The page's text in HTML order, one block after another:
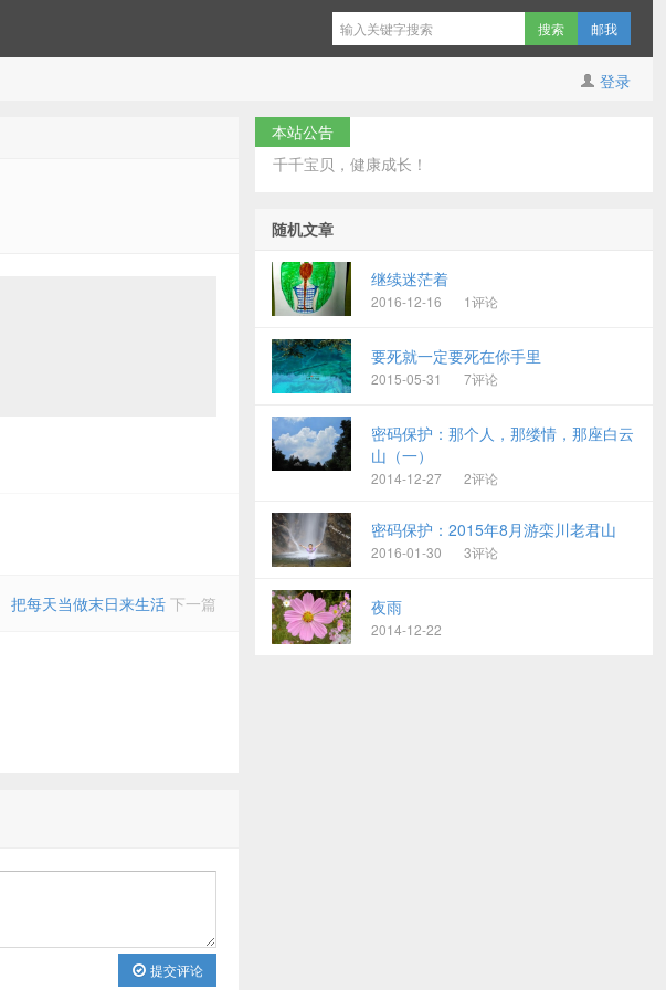
邮我
登录
把每天当做末日来生活 下一篇
提交评论
本站公告
千千宝贝，健康成长！
随机文章
继续迷茫着
2016-12-16 1评论
要死就一定要死在你手里
2015-05-31 7评论
密码保护：那个人，那缕情，那座白云
山（一）
2014-12-27 2评论
密码保护：2015年8月游栾川老君山
2016-01-30 3评论
夜雨
2014-12-22